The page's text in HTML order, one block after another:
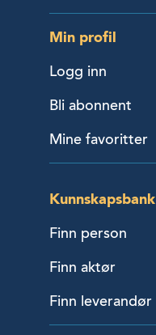
Min profil
Logg inn
Bli abonnent
Mine favoritter
Kunnskapsbank
Finn person
Finn aktør
Finn leverandør